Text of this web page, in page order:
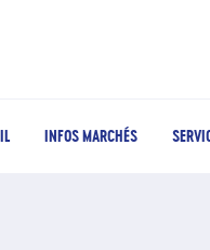
INFOS MARCHÉS